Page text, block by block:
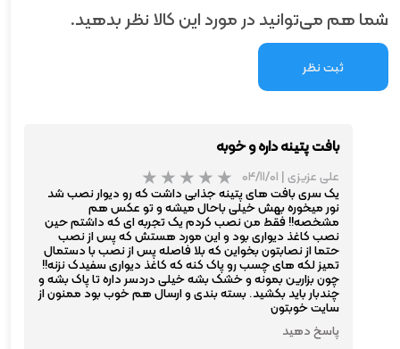
شما هم می‌توانید در مورد این کالا نظر بدهید.
ثبت نظر
بافت پتینه داره و خوبه
علی عزیزی| ۰۴/۱۱/۰۱
یک سری بافت های پتینه جذابی داشت که رو دیوار نصب شد
نور میخوره بهش خیلی باحال میشه و تو عکس هم
مشخصه!! فقط من نصب کردم یک تجربه ای که داشتم حین
نصب کاغذ دیواری بود و این مورد هستش که پس از نصب
حتما از نصابتون بخواین که بلا فاصله پس از نصب با دستمال
تمیز لکه های چسب رو پاک کنه که کاغذ دیواری سفیدک نزنه!!
چون بزارین بمونه و خشک بشه خیلی دردسر داره تا پاک بشه و
چندبار باید بکشید. بسته بندی و ارسال هم خوب بود ممنون از
سایت خوبتون
پاسخ دهید